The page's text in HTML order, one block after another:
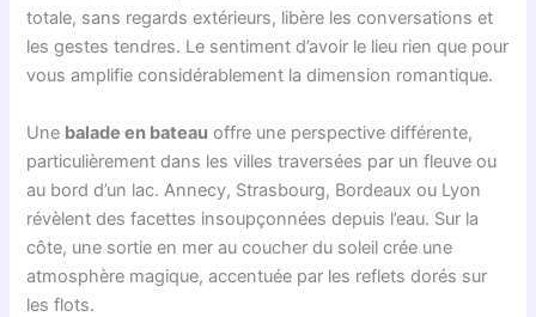
totale, sans regards extérieurs, libère les conversations et
les gestes tendres. Le sentiment d’avoir le lieu rien que pour
vous amplifie considérablement la dimension romantique.
Une balade en bateau offre une perspective différente,
particulièrement dans les villes traversées par un fleuve ou
au bord d’un lac. Annecy, Strasbourg, Bordeaux ou Lyon
révèlent des facettes insoupçonnées depuis l’eau. Sur la
côte, une sortie en mer au coucher du soleil crée une
atmosphère magique, accentuée par les reflets dorés sur
les flots.